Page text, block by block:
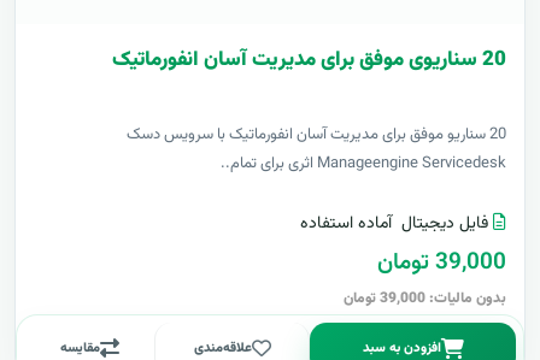
20 سناریوی موفق برای مدیریت آسان انفورماتیک
20 سناریو موفق برای مدیریت آسان انفورماتیک با سرویس دسک
Manageengine Servicedesk اثری برای تمام..
فایل دیجیتال آماده استفاده
39,000 تومان
بدون مالیات: 39,000 تومان
افزودن به سبد علاقه‌مندی مقایسه